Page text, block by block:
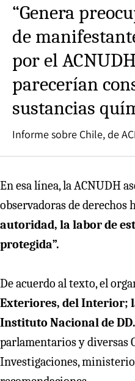
“Genera
de
por el
parecerían
sustancias
Informe sobre Chile, de
En esa línea, la ACNUDH
observadoras de derechos
autoridad, la labor de
protegida”.
De acuerdo al texto, el
Exteriores, del Interior;
Instituto Nacional de
parlamentarios y diversas
Investigaciones, ministerio